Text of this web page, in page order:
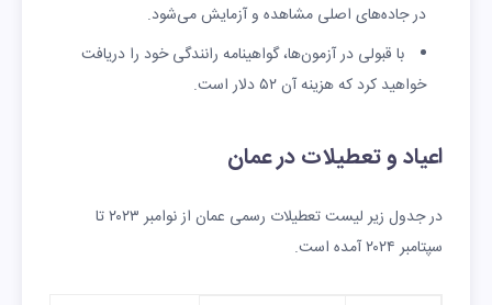
در جاده‌های اصلی مشاهده و آزمایش می‌شود.
با قبولی در آزمون‌ها، گواهینامه رانندگی خود را دریافت
خواهید کرد که هزینه آن ۵۲ دلار است.
اعیاد و تعطیلات در عمان
در جدول زیر لیست تعطیلات رسمی عمان از نوامبر ۲۰۲۳ تا
سپتامبر ۲۰۲۴ آمده است.